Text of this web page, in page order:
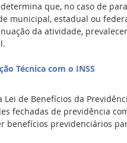
determina que, no caso de
municipal, estadual ou
da atividade,
Técnica com o INSS
Lei de Benefícios da
fechadas de previdência
benefícios previdenciários